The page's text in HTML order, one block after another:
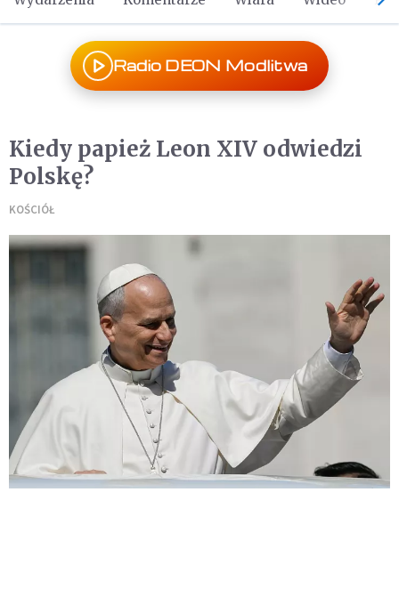
Radio DEON Modlitwa
Kiedy papież Leon XIV odwiedzi
Polskę?
KOŚCIÓŁ